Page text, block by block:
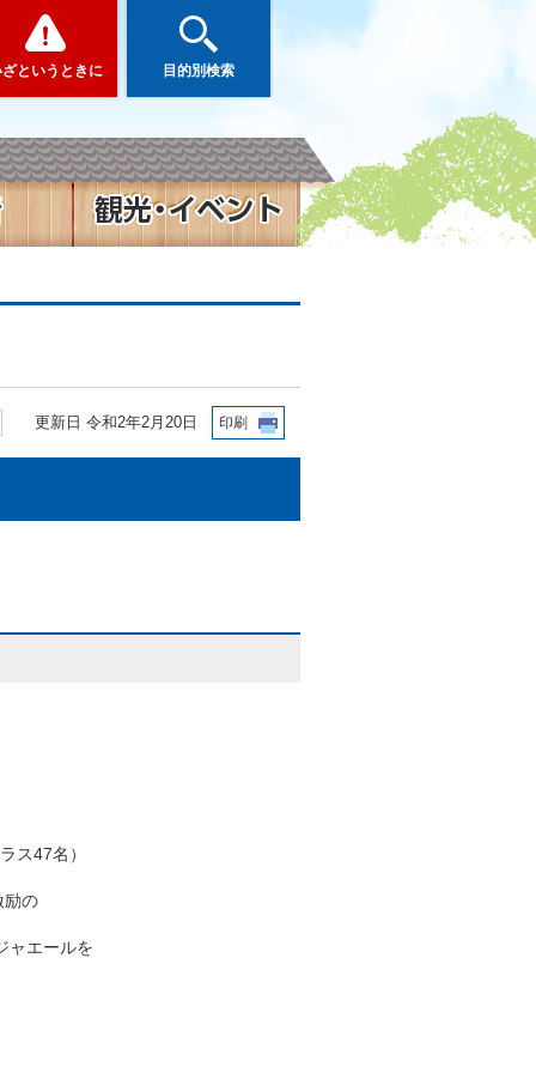
というときに 目的別検索
更新日 令和2年2月20日 印刷
ス47名）
励の
ャエールを